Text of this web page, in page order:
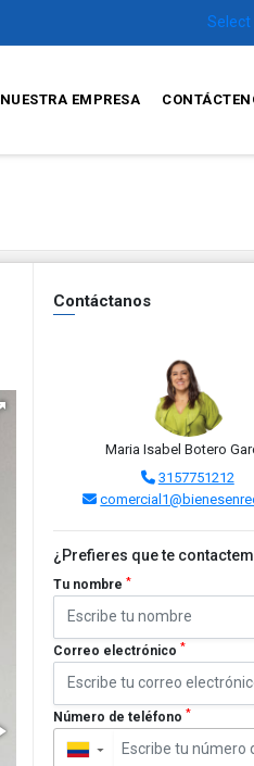
Select
NUESTRA EMPRESA
Contáctanos
Maria Isabel Botero
3157751212
¿Prefieres que te
Tu nombre *
Correo electrónico *
Número de teléfono *
▼